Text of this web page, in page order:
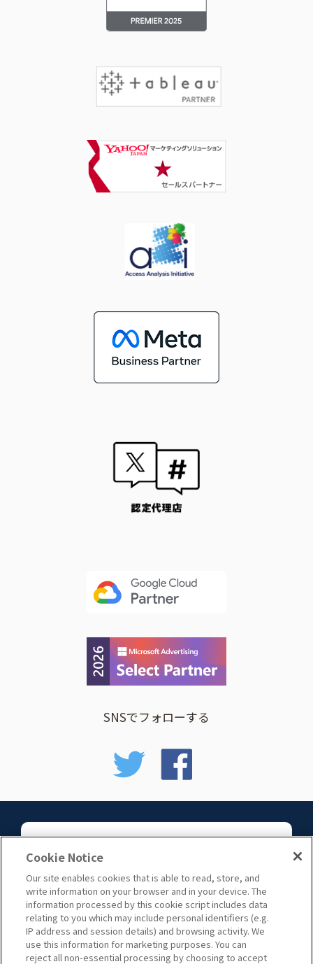
SNSでフォローする
お問い合わせ
サイトマップ
Cookie Notice
Our site enables cookies that is able to read, store, and
write information on your browser and in your device. The
information processed by this cookie script includes data
relating to you which may include personal identifiers (e.g.
IP address and session details) and browsing activity. We
use this information for marketing purposes. You can
reject all non-essential processing by choosing to accept